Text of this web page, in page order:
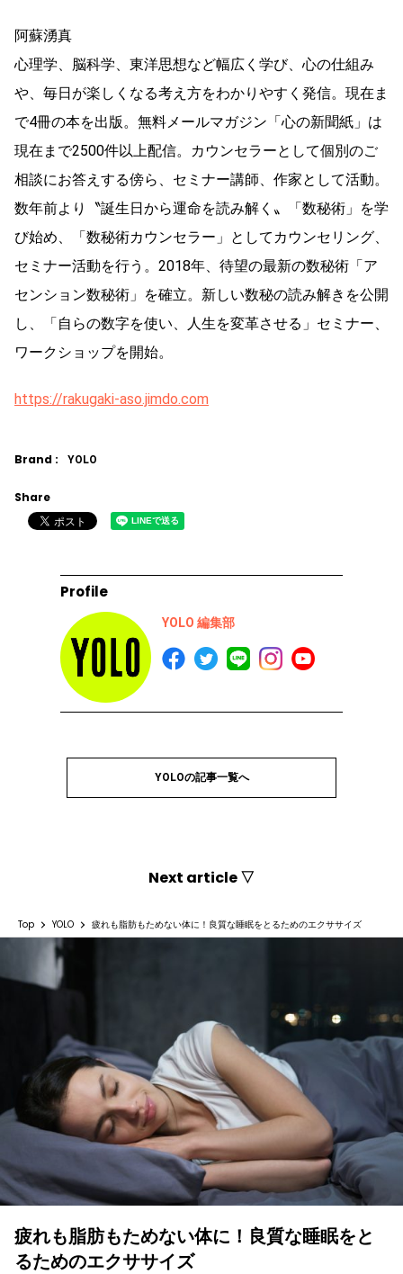
阿蘇湧真
心理学、脳科学、東洋思想など幅広く学び、心の仕組み
や、毎日が楽しくなる考え方をわかりやすく発信。現在ま
で4冊の本を出版。無料メールマガジン「心の新聞紙」は
現在まで2500件以上配信。カウンセラーとして個別のご
相談にお答えする傍ら、セミナー講師、作家として活動。
数年前より〝誕生日から運命を読み解く〟「数秘術」を学
び始め、「数秘術カウンセラー」としてカウンセリング、
セミナー活動を行う。2018年、待望の最新の数秘術「ア
センション数秘術」を確立。新しい数秘の読み解きを公開
し、「自らの数字を使い、人生を変革させる」セミナー、
ワークショップを開始。
https://rakugaki-aso.jimdo.com
Brand : YOLO
Share
Profile
YOLO 編集部
YOLOの記事一覧へ
Next article ▽
Top YOLO 疲れも脂肪もためない体に！良質な睡眠をとるためのエクササイズ
疲れも脂肪もためない体に！良質な睡眠をと
るためのエクササイズ